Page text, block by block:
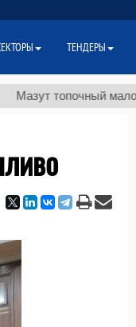
топочный
ТЕНДЕРЫ